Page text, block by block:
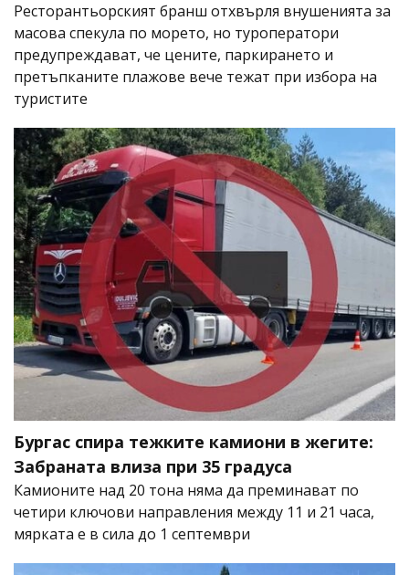
Ресторантьорският бранш отхвърля внушенията за
масова спекула по морето, но туроператори
предупреждават, че цените, паркирането и
претъпканите плажове вече тежат при избора на
туристите
Бургас спира тежките камиони в жегите:
Забраната влиза при 35 градуса
Камионите над 20 тона няма да преминават по
четири ключови направления между 11 и 21 часа,
мярката е в сила до 1 септември